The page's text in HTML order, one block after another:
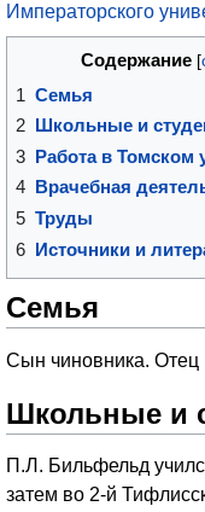
Императорского
Содержание
1 Семья
2
Школьные и
3 Работа в Томском
4
Врачебная
5 Труды
6 Источники и
Семья
Сын чиновника. Отец
Школьные и
П.Л. Бильфельд
затем во 2-й